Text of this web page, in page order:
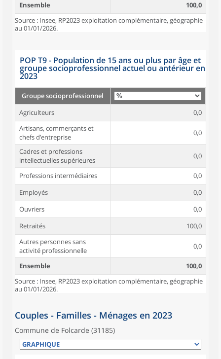
Ensemble
100,0
Source : Insee, RP2023 exploitation complémentaire, géographie
au 01/01/2026.
POP T9 - Population de 15 ans ou plus par âge et
groupe socioprofessionnel actuel ou antérieur en
2023
Groupe socioprofessionnel
Agriculteurs
0,0
Artisans, commerçants et
chefs d’entreprise
0,0
Cadres et professions
intellectuelles supérieures
0,0
Professions intermédiaires
0,0
Employés
0,0
Ouvriers
0,0
Retraités
100,0
Autres personnes sans
activité professionnelle
0,0
Ensemble
100,0
Source : Insee, RP2023 exploitation complémentaire, géographie
au 01/01/2026.
Couples - Familles - Ménages en 2023
Commune de Folcarde (31185)